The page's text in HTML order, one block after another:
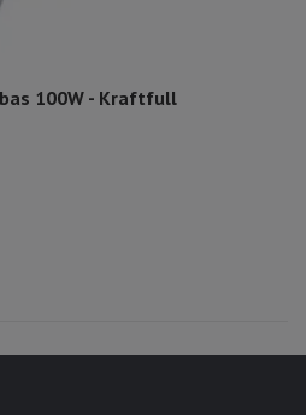
bas 100W - Kraftfull